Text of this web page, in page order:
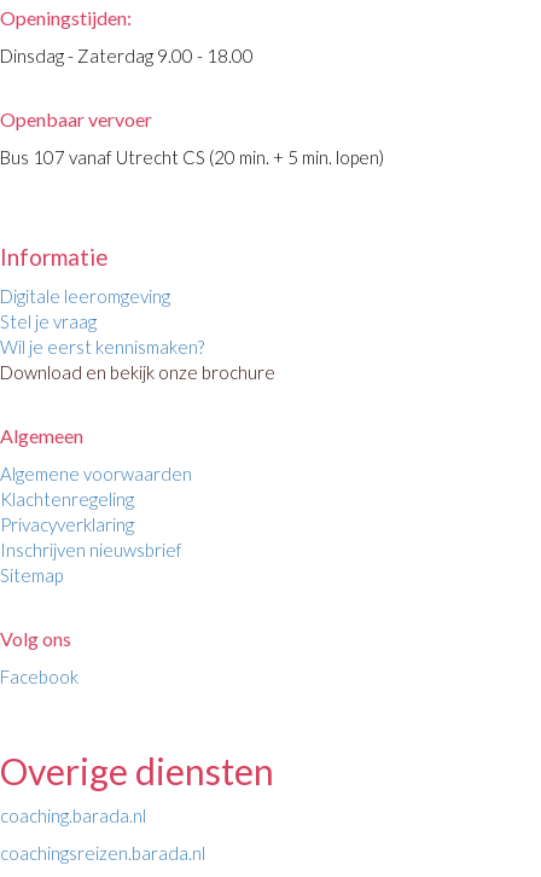
Openingstijden:
Dinsdag - Zaterdag 9.00 - 18.00
Openbaar vervoer
Bus 107 vanaf Utrecht CS (20 min. + 5 min. lopen)
Informatie
Digitale leeromgeving
Stel je vraag
Wil je eerst kennismaken?
Download en bekijk onze brochure
Algemeen
Algemene voorwaarden
Klachtenregeling
Privacyverklaring
Inschrijven nieuwsbrief
Sitemap
Volg ons
Facebook
Overige diensten
coaching.barada.nl
coachingsreizen.barada.nl